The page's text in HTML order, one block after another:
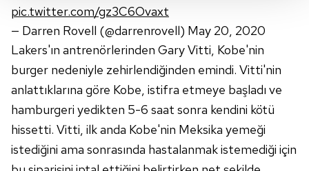
takdirde, kullanıcılara hedefli reklamlar
gösterilmeyecektir."
Sizlere daha iyi bir hizmet sunabilmek için İnternet
Sitemizde kendimize ve üçüncü kişilere ait çerezler
kullanılmaktadır. Bu çerezler vasıtasıyla çeşitli kişisel
verileriniz işlenmekte olup gerekli olan çerezler bilgi
toplumu hizmetlerinin sunulması amacıyla
kullanılmaktadır. Diğer çerezler, sitemizin daha işlevsel
kılınması ve kişiselleştirilmesi ve sizlere yönelik
pic.twitter.com/gz3C6Ovaxt
— Darren Rovell (@darrenrovell) May 20, 2020
Lakers'ın antrenörlerinden Gary Vitti, Kobe'nin
burger nedeniyle zehirlendiğinden emindi. Vitti'nin
anlattıklarına göre Kobe, istifra etmeye başladı ve
hamburgeri yedikten 5-6 saat sonra kendini kötü
hissetti. Vitti, ilk anda Kobe'nin Meksika yemeği
istediğini ama sonrasında hastalanmak istemediği için